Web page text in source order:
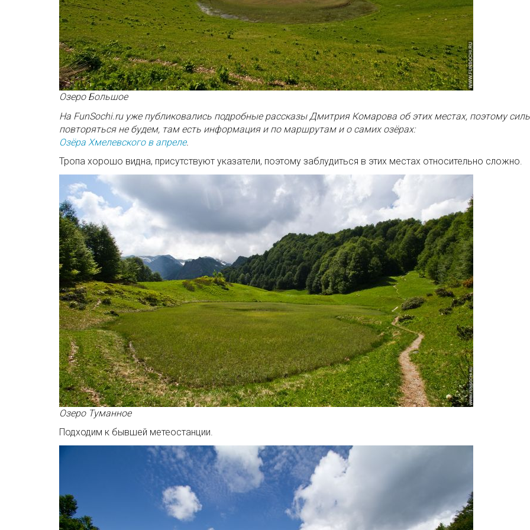
Озеро Большое
На FunSochi.ru уже публиковались подробные рассказы Дмитрия Комарова об этих местах, поэтому
повторяться не будем, там есть информация и по маршрутам и о самих озёрах:
Озёра Хмелевского в апреле.
Тропа хорошо видна, присутствуют указатели, поэтому заблудиться в этих местах относительно сложно.
Озеро Туманное
Подходим к бывшей метеостанции.